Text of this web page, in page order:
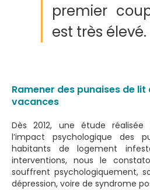
premier
est très élevé.
Ramener des punaises de
vacances
Dès 2012, une étude réalisée
l’impact psychologique des
habitants de logement
interventions, nous le
souffrent psychologiquement,
dépression, voire de syndrome